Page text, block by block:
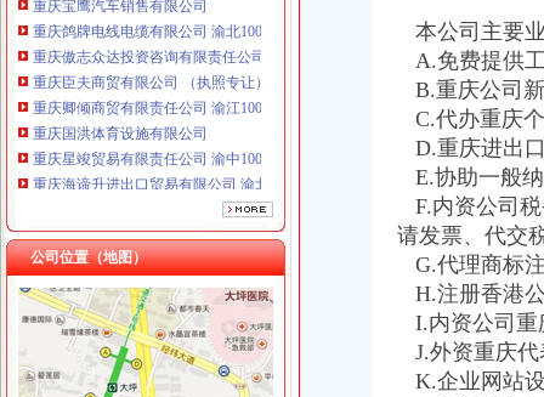
重庆鸽牌电线电缆有限公司 渝北10010万 (进出口权)
重庆傲志众达投资咨询有限责任公司 渝九1000万 （增资）
重庆臣夫商贸有限公司 （执照专让）
重庆卿倾商贸有限责任公司 渝江100万 （工商注册）
重庆国洪体育设施有限公司
重庆星竣贸易有限责任公司 渝中100万 （进出口权）
重庆海谛升进出口贸易有限公司 渝北100万 （进出口权）
重庆奕欣锦诚商贸有限公司 渝九50万 （工商注册）
重庆信同广告有限公司 渝沙50万 （工商注册）
重庆三虹房地产营销策划有限公司
重庆宝鹰汽车销售有限公司
公司位置（地图）
本公司主要
A.免费提供
B.重庆公司
C.代办重庆
D.重庆进出
E.协助一般
F.内资公司
请发票、代交
G.代理商标
H.注册香港
I.内资公司重
J.外资重庆代
K.企业网站